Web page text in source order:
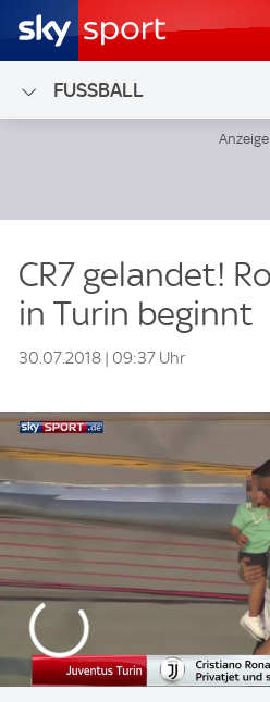
FUSSBALL
CR7 gelandet!
in Turin beginnt
30.07.2018 | 09:37 Uhr